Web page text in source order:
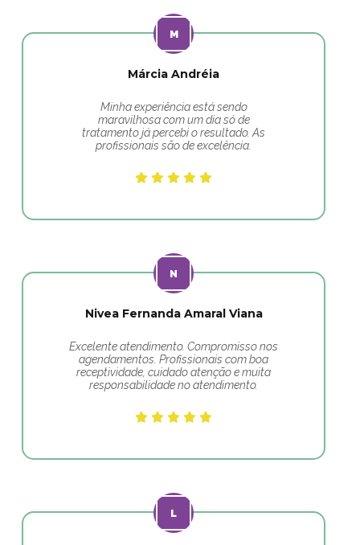
Márcia Andréia
Minha experiência está sendo
maravilhosa com um dia só de
tratamento já percebi o resultado. As
profissionais são de excelência.
Nivea Fernanda Amaral Viana
Excelente atendimento. Compromisso nos
agendamentos. Profissionais com boa
receptividade, cuidado atenção e muita
responsabilidade no atendimento.